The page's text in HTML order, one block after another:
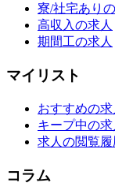
寮/社宅あり
高収入の求人
期間工の求人
マイリスト
おすすめの求
キープ中の求
求人の閲覧履
コラム